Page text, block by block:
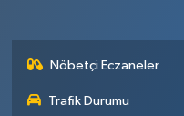
Nöbetçi Eczaneler
Trafik Durumu